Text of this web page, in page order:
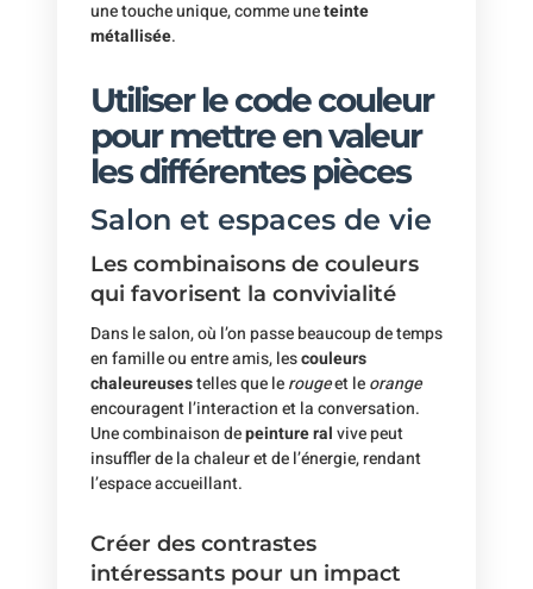
une touche unique, comme uneteinte
métallisée.
Utiliser le code couleur
pour mettre en valeur
les différentes pièces
Salon et espaces de vie
Les combinaisons de couleurs
qui favorisent la convivialité
Dans le salon, où l’on passe beaucoup de temps
en famille ou entre amis, lescouleurs
chaleureusestelles que lerougeet leorange
encouragent l’interaction et la conversation.
Une combinaison depeinture ralvive peut
insuffler de la chaleur et de l’énergie, rendant
l’espace accueillant.
Créer des contrastes
intéressants pour un impact